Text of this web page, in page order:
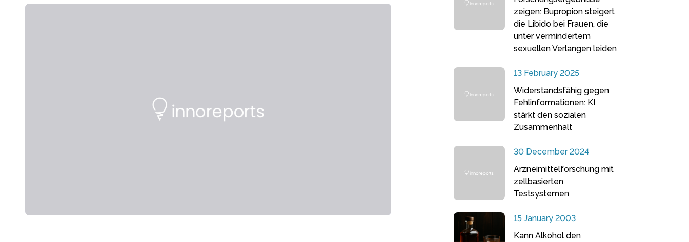
zeigen: Bupropion steigert
die Libido bei Frauen, die
unter vermindertem
sexuellen Verlangen leiden
13 February 2025
Widerstandsfähig gegen
Fehlinformationen: KI
stärkt den sozialen
Zusammenhalt
30 December 2024
Arzneimittelforschung mit
zellbasierten
Testsystemen
15 January 2003
Kann Alkohol den